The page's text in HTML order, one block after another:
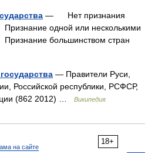
— Нет признания
одной или несколькими
большинством стран
— Правители Руси,
Российской республики, РСФСР,
(862 2012) …
Википедия
18+
на сайте